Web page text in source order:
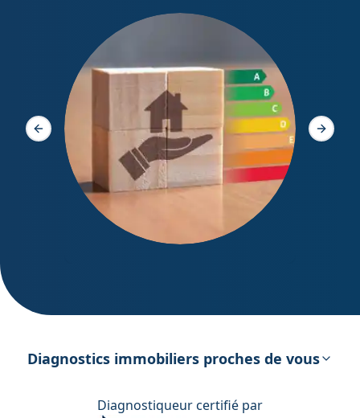
énergétique
Slide précédente Slide
Diagnostics immobiliers proches de vous
Diagnostiqueur certifié par